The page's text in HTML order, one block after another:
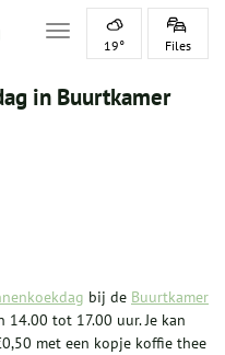
Toggle navigation
19° Files
in Buurtkamer
bij de Buurtkamer
14.00 tot 17.00 uur. Je kan
met een kopje koffie thee